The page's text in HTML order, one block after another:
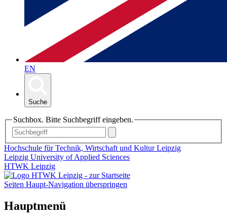
EN
Suche
Suchbox. Bitte Suchbegriff eingeben.
Hochschule für Technik, Wirtschaft und Kultur Leipzig
Leipzig University of Applied Sciences
HTWK Leipzig
Seiten Haupt-Navigation überspringen
Hauptmenü